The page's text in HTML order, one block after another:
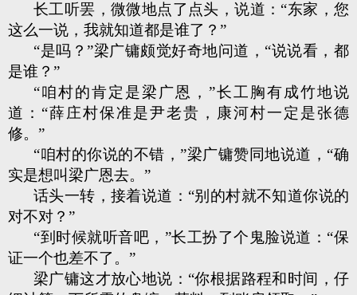
长工听罢，微微地点了点头，说道：“东家，您
这么一说，我就知道都是谁了？”
“是吗？”梁广镛颇觉好奇地问道，“说说看，都
是谁？”
“咱村的肯定是梁广恩，”长工胸有成竹地说
道：“薛庄村保准是尹老贵，康河村一定是张德
修。”
“咱村的你说的不错，”梁广镛赞同地说道，“确
实是想叫梁广恩去。”
话头一转，接着说道：“别的村就不知道你说的
对不对？”
“到时候就听音吧，”长工扮了个鬼脸说道：“保
证一个也差不了。”
梁广镛这才放心地说：“你根据路程和时间，仔